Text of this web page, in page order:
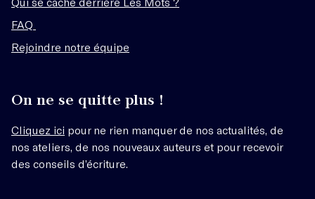
FAQ
Rejoindre notre équipe
On ne se quitte plus !
Cliquez ici pour ne rien manquer de nos actualités, de
nos ateliers, de nos nouveaux auteurs et pour recevoir
des conseils d’écriture.